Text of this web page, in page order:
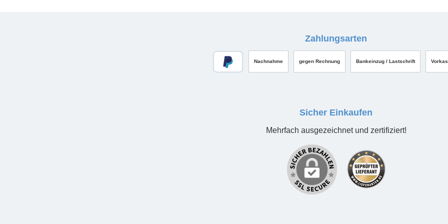
Zahlungsarten
Nachnahme gegen Rechnung Bankeinzug / Lastschrift
Sicher Einkaufen
Mehrfach ausgezeichnet und zertifiziert!